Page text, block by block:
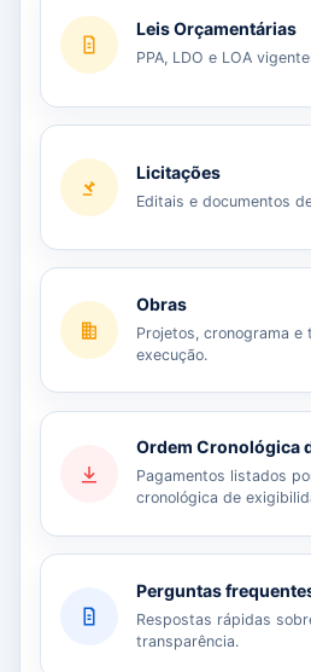
Leis Orçamentárias
PPA, LDO e LOA
Licitações
Editais e documentos
Obras
Projetos, cronograma e
execução.
Ordem Cronológica
Pagamentos listados
cronológica de
Perguntas
Respostas rápidas
transparência.